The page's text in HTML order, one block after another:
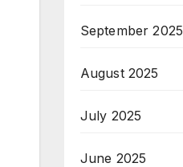
September 2025
August 2025
July 2025
June 2025